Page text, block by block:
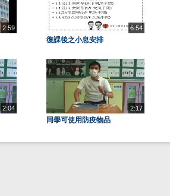
2:59 6:54
復課後之小息安排
2:04 2:17
同學可使用防疫物品